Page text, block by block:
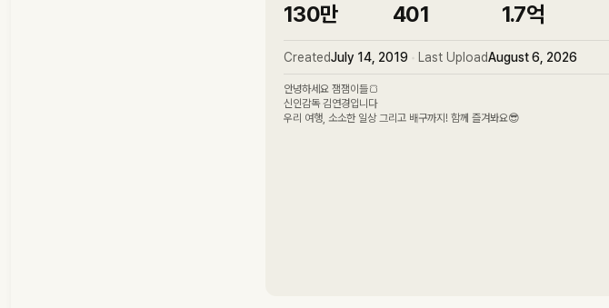
130만 401 1.7억
CreatedJuly 14, 2019 Last UploadAugust 6, 2026
안녕하세요 잼잼이들🍞
신인감독 김연경입니다
우리 여행, 소소한 일상 그리고 배구까지! 함께 즐겨봐요😎